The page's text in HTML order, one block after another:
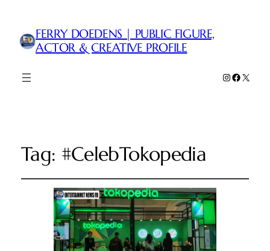
FERRY DOEDENS | PUBLIC FIGURE,
ACTOR & CREATIVE PROFILE
Instagram
Facebook
X
Tag: #CelebTokopedia